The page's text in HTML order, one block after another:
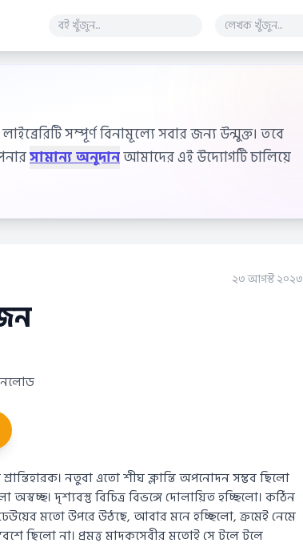
সম্পূর্ণ বিনামূল্যে সবার জন্য উন্মুক্ত। তবে
সামান্য অনুদানআমাদের এই উদ্যোগটি চালিয়ে
২৩ আগস্ট ২০২৩
শ্রান্তিহারক। নতুবা এতো শীঘ ক্লান্তি অপনোদন সম্ভব ছিলো
অস্বচ্ছ। দৃশ্যবস্তু বিচিত্র বিভঙ্গে দোলায়িত হচ্ছিলো। কঠিন
মতো উপরে উঠছে, আবার মনে হচ্ছিলো, ক্রমেই নেমে
ছিলো না। প্রমত্ত মাদকসেবীর মতোই সে টলে টলে